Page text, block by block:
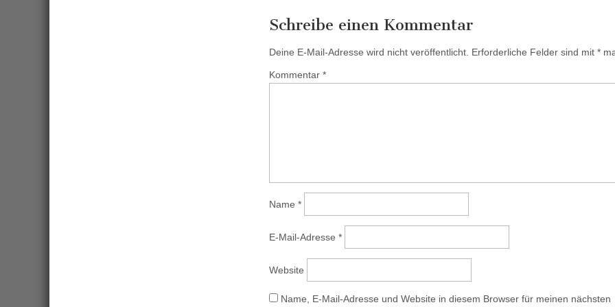
Schreibe einen Kommentar
Deine E-Mail-Adresse wird nicht veröffentlicht. Erforderliche Felder sind mit *
Kommentar *
Name *
E-Mail-Adresse *
Website
Name, E-Mail-Adresse und Website in diesem Browser für meinen nächsten